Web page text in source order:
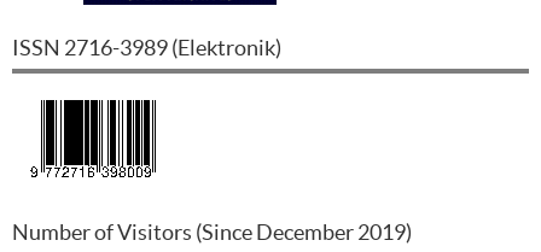
ISSN 2716-3989(Elektronik)
Number of Visitors (Since December 2019)